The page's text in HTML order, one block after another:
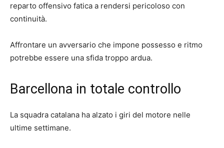
reparto offensivo fatica a rendersi pericoloso con
continuità.
Affrontare un avversario che impone possesso e ritmo
potrebbe essere una sfida troppo ardua.
Barcellona in totale controllo
La squadra catalana ha alzato i giri del motore nelle
ultime settimane.